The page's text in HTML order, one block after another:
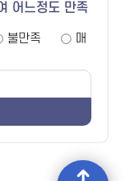
어느정도 만족
불만족
매